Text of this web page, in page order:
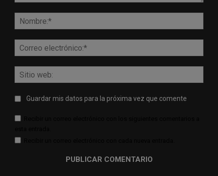
Guardar mis datos para la próxima vez que comente